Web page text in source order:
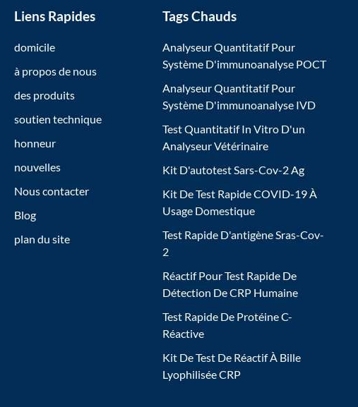
Liens Rapides
domicile
à propos de nous
des produits
soutien technique
honneur
nouvelles
Nous contacter
Blog
plan du site
Tags Chauds
Analyseur Quantitatif Pour
Système D'immunoanalyse POCT
Analyseur Quantitatif Pour
Système D'immunoanalyse IVD
Test Quantitatif In Vitro D'un
Analyseur Vétérinaire
Kit D'autotest Sars-Cov-2 Ag
Kit De Test Rapide COVID-19 À
Usage Domestique
Test Rapide D'antigène Sras-Cov-
2
Réactif Pour Test Rapide De
Détection De CRP Humaine
Test Rapide De Protéine C-
Réactive
Kit De Test De Réactif À Bille
Lyophilisée CRP